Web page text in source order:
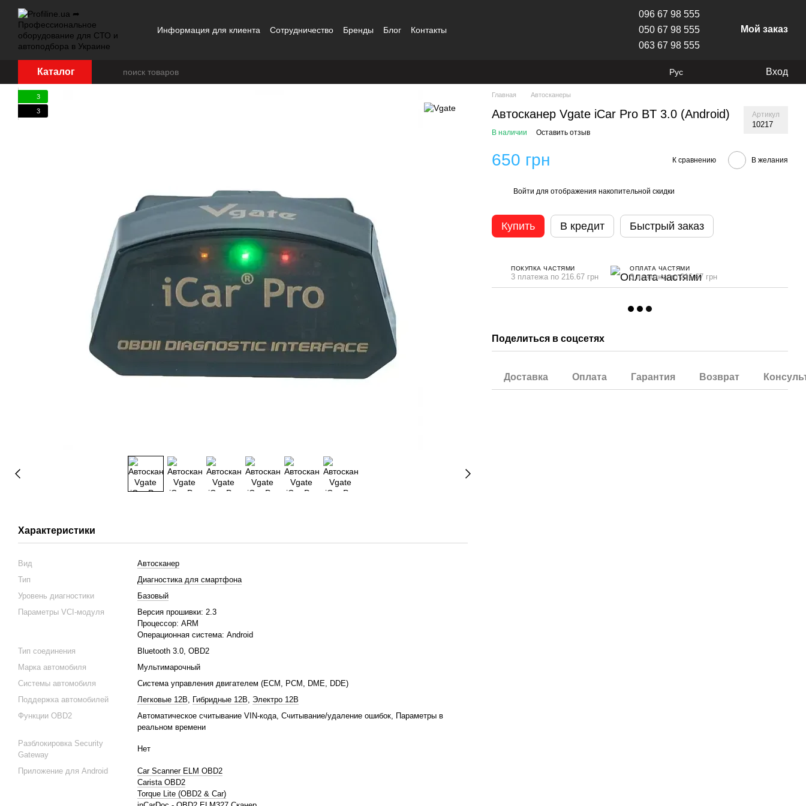
Перейти к основному контенту
Информация для клиента Сотрудничество Бренды Блог
Контакты
096 67 98 555
050 67 98 555
063 67 98 555
Мой заказ
Каталог Рус Вход
3
3
Характеристики
Вид
Автосканер
Тип
Диагностика для смартфона
Уровень диагностики
Базовый
Параметры VCI-модуля
Версия прошивки: 2.3
Процессор: ARM
Операционная система: Android
Тип соединения
Bluetooth 3.0, OBD2
Марка автомобиля
Мультимарочный
Системы автомобиля
Система управления двигателем (ECM, PCM, DME, DDE)
Поддержка автомобилей
Легковые 12В, Гибридные 12В, Электро 12В
Функции OBD2
Автоматическое считывание VIN-кода, Считывание/удаление ошибок, Параметры в
реальном времени
Разблокировка Security
Gateway
Нет
Приложение для Android
Car Scanner ELM OBD2
Carista OBD2
Torque Lite (OBD2 & Car)
Главная Автосканеры
Автосканер Vgate iCar Pro BT 3.0 (Android) Артикул
10217
В наличии Оставить отзыв
650 грн К сравнению В желания
Войти для отображения накопительной скидки
Купить В кредит Быстрый заказ
ПОКУПКА ЧАСТЯМИ
3 платежа по 216.67 грн
ОПЛАТА ЧАСТЯМИ
3 платежа по 216.67 грн
Поделиться в соцсетях
Доставка Оплата Гарантия Возврат